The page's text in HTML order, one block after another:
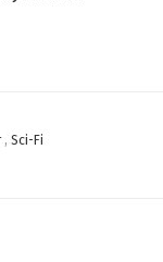
, Sci-Fi